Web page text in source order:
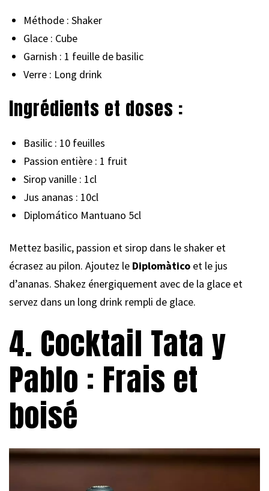
Méthode : Shaker
Glace : Cube
Garnish : 1 feuille de basilic
Verre : Long drink
Ingrédients et doses :
Basilic : 10 feuilles
Passion entière : 1 fruit
Sirop vanille : 1cl
Jus ananas : 10cl
Diplomático Mantuano 5cl
Mettez basilic, passion et sirop dans le shaker et
écrasez au pilon. Ajoutez le Diplomàtico et le jus
d’ananas. Shakez énergiquement avec de la glace et
servez dans un long drink rempli de glace.
4. Cocktail Tata y
Pablo : Frais et
boisé